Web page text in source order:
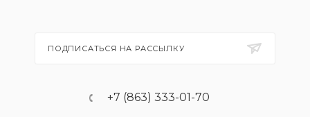
ПОДПИСАТЬСЯ НА РАССЫЛКУ
+7 (863) 333-01-70